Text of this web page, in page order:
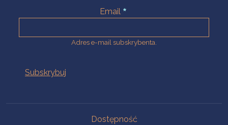
Email
Adres e-mail subskrybenta.
Dostępność